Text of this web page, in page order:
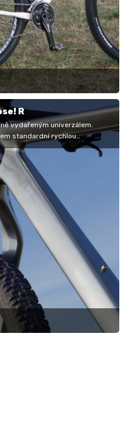
R
vydařeným univerzálem.
standardní rychlou